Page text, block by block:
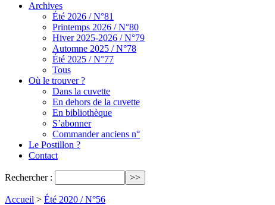
Archives
Été 2026 / N°81
Printemps 2026 / N°80
Hiver 2025-2026 / N°79
Automne 2025 / N°78
Été 2025 / N°77
Tous
Où le trouver ?
Dans la cuvette
En dehors de la cuvette
En bibliothèque
S’abonner
Commander anciens n°
Le Postillon ?
Contact
Rechercher :
Accueil > Été 2020 / N°56